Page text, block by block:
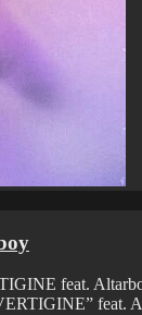
feat.
feat.